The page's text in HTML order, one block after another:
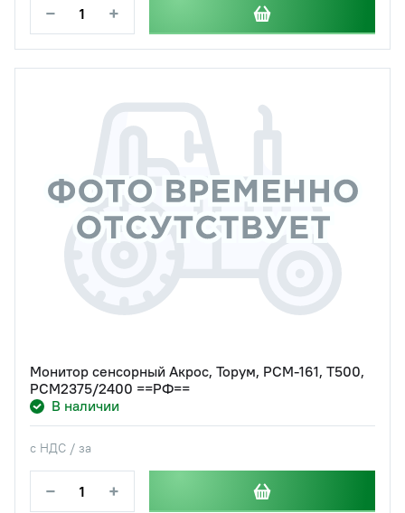
− +
Монитор сенсорный Акрос, Торум, РСМ-161, Т500,
РСМ2375/2400 ==РФ==
В наличии
с НДС / за
− +